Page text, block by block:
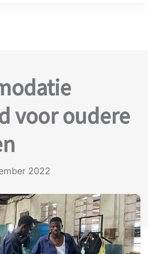
voor oudere
2022